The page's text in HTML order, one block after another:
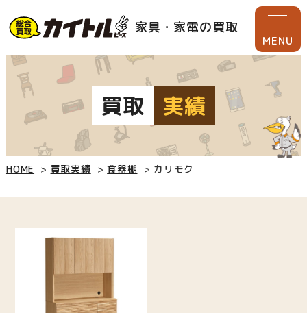
家具・家電の買取
MENU
買取 実績
HOME 買取実績 食器棚 カリモク